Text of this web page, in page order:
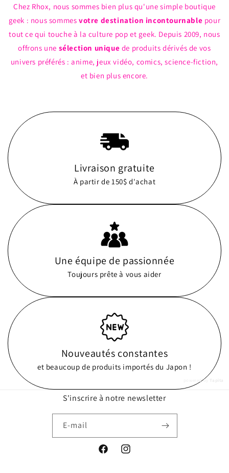
Chez Rhox, nous sommes bien plus qu'une simple boutique
geek : nous sommesvotre destination incontournable pour
tout ce qui touche à la culture pop et geek. Depuis 2009, nous
offrons une sélection unique de produits dérivés de vos
univers préférés : anime, jeux vidéo, comics, science-fiction,
et bien plus encore.
Livraison gratuite
À partir de 150$ d'achat
Une équipe de passionnée
Toujours prête à vous aider
Nouveautés constantes
et beaucoup de produits importés du Japon !
powered by
S'inscrire à notre newsletter
E-mail
FacebookInstagram